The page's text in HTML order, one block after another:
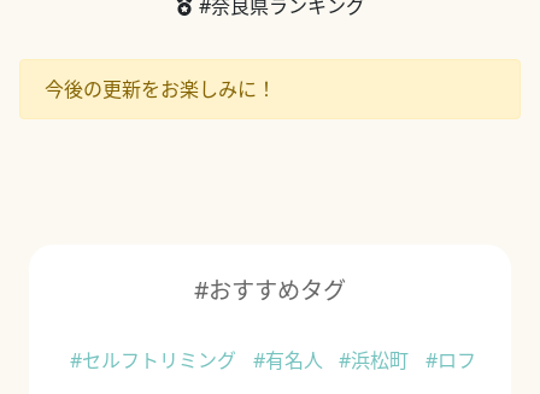
#奈良県ランキング
今後の更新をお楽しみに！
#おすすめタグ
#セルフトリミング #有名人 #浜松町
#ロフ